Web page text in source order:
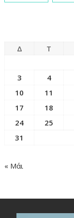
Δ Τ
3
4
10
11
17
18
24
25
31
« Μάι